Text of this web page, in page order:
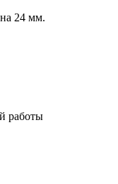
24 мм.
работы